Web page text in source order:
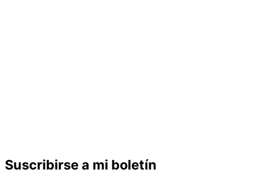
Suscribirse a mi boletín